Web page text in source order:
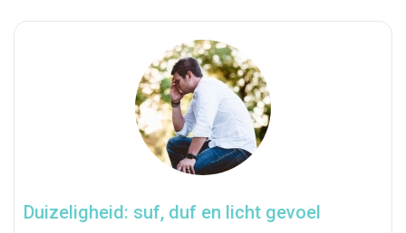
Duizeligheid: suf, duf en licht gevoel